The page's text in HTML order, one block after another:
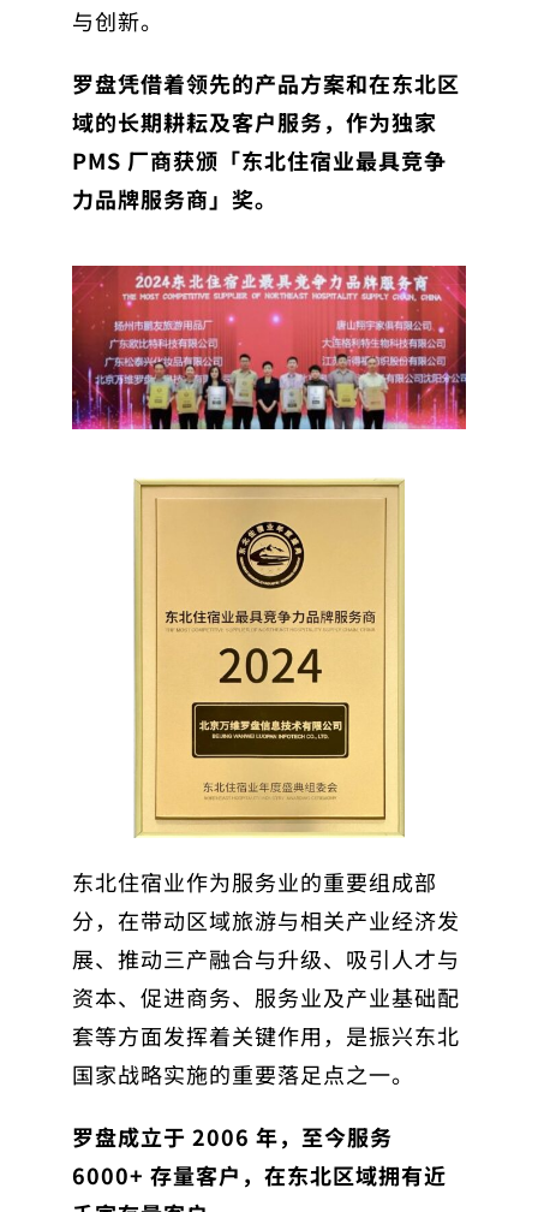
与创新。
罗盘凭借着领先的产品方案和在东北区
域的长期耕耘及客户服务，作为独家
PMS 厂商获颁「东北住宿业最具竞争
力品牌服务商」奖。
东北住宿业作为服务业的重要组成部
分，在带动区域旅游与相关产业经济发
展、推动三产融合与升级、吸引人才与
资本、促进商务、服务业及产业基础配
套等方面发挥着关键作用，是振兴东北
国家战略实施的重要落足点之一。
罗盘成立于 2006 年，至今服务
6000+ 存量客户，在东北区域拥有近